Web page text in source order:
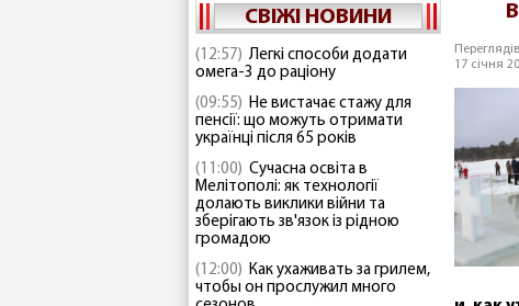
СВІЖІ НОВИНИ
(12:57) Легкі способи додати
омега-3 до раціону
(09:55) Не вистачає стажу для
пенсії: що можуть отримати
українці після 65 років
(11:00) Сучасна освіта в
Мелітополі: як технології
долають виклики війни та
зберігають зв'язок із рідною
громадою
(12:00) Как ухаживать за грилем,
чтобы он прослужил много
17 січня